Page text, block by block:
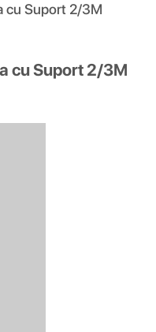
cu Suport 2/3M
cu Suport 2/3M